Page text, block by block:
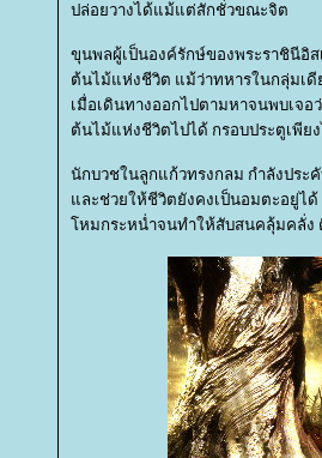
ปล่อยวางได้แม้แต่สักชั่วขณะจิต
ขุนพลผู้เป็นองค์รักษ์ของพระราชินีอิ
ต้นไม้แห่งชีวิต แม้ว่าทหารในกลุ่มเดี
เมื่อเดินทางออกไปตามหาจนพบเจ
ต้นไม้แห่งชีวิตไปได้ กรอบประตูเพีย
นักบวชในลูกแก้วทรงกลม กำลังประ
ละช่วยให้ชีวิตยังคงเป็นอมตะอยู่ได้
หมกระหน่ำจนทำให้สับสนคลุ้มคลั่ง